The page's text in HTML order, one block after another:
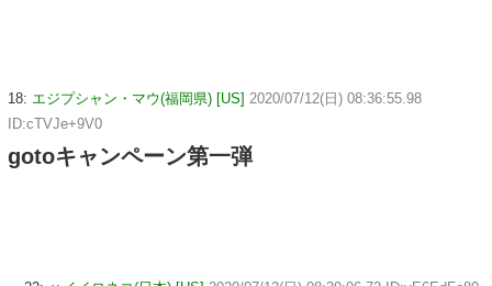
18: エジプシャン・マウ(福岡県) [US] 2020/07/12(日) 08:36:55.98
ID:cTVJe+9V0
gotoキャンペーン第一弾